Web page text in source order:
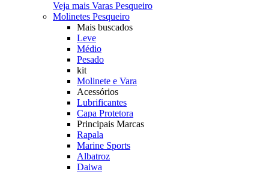
Veja mais Varas Pesqueiro
Molinetes Pesqueiro
Mais buscados
Leve
Médio
Pesado
kit
Molinete e Vara
Acessórios
Lubrificantes
Capa Protetora
Principais Marcas
Rapala
Marine Sports
Albatroz
Daiwa